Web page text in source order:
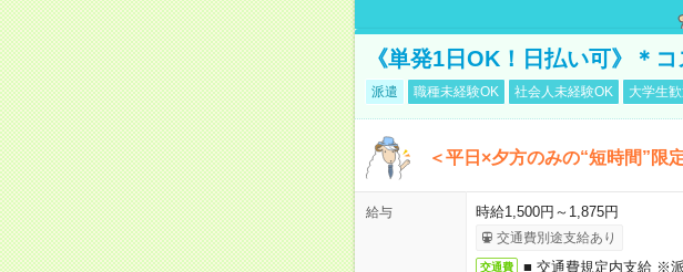
《単発1日OK！日払い可》＊
派遣 職種未経験OK 社会人未経験OK 大学生
＜平日×夕方のみの“短時間”限
給与 時給1,500円～1,875円
交通費別途支給あり
交通費 ■ 交通費規定内支給 ※